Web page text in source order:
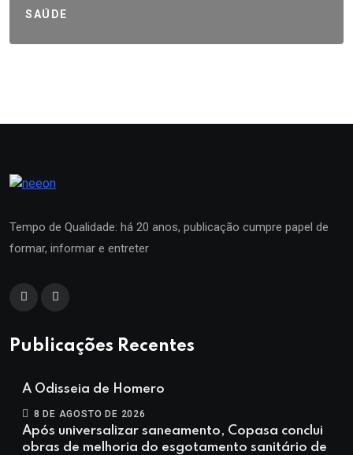
SAÚDE
Tempo de Qualidade: há 20 anos, publicação cumpre papel de
formar, informar e entreter
Publicações Recentes
A Odisseia de Homero
8 DE AGOSTO DE 2026
Após universalizar saneamento, Copasa conclui
obras de melhoria do esgotamento sanitário de